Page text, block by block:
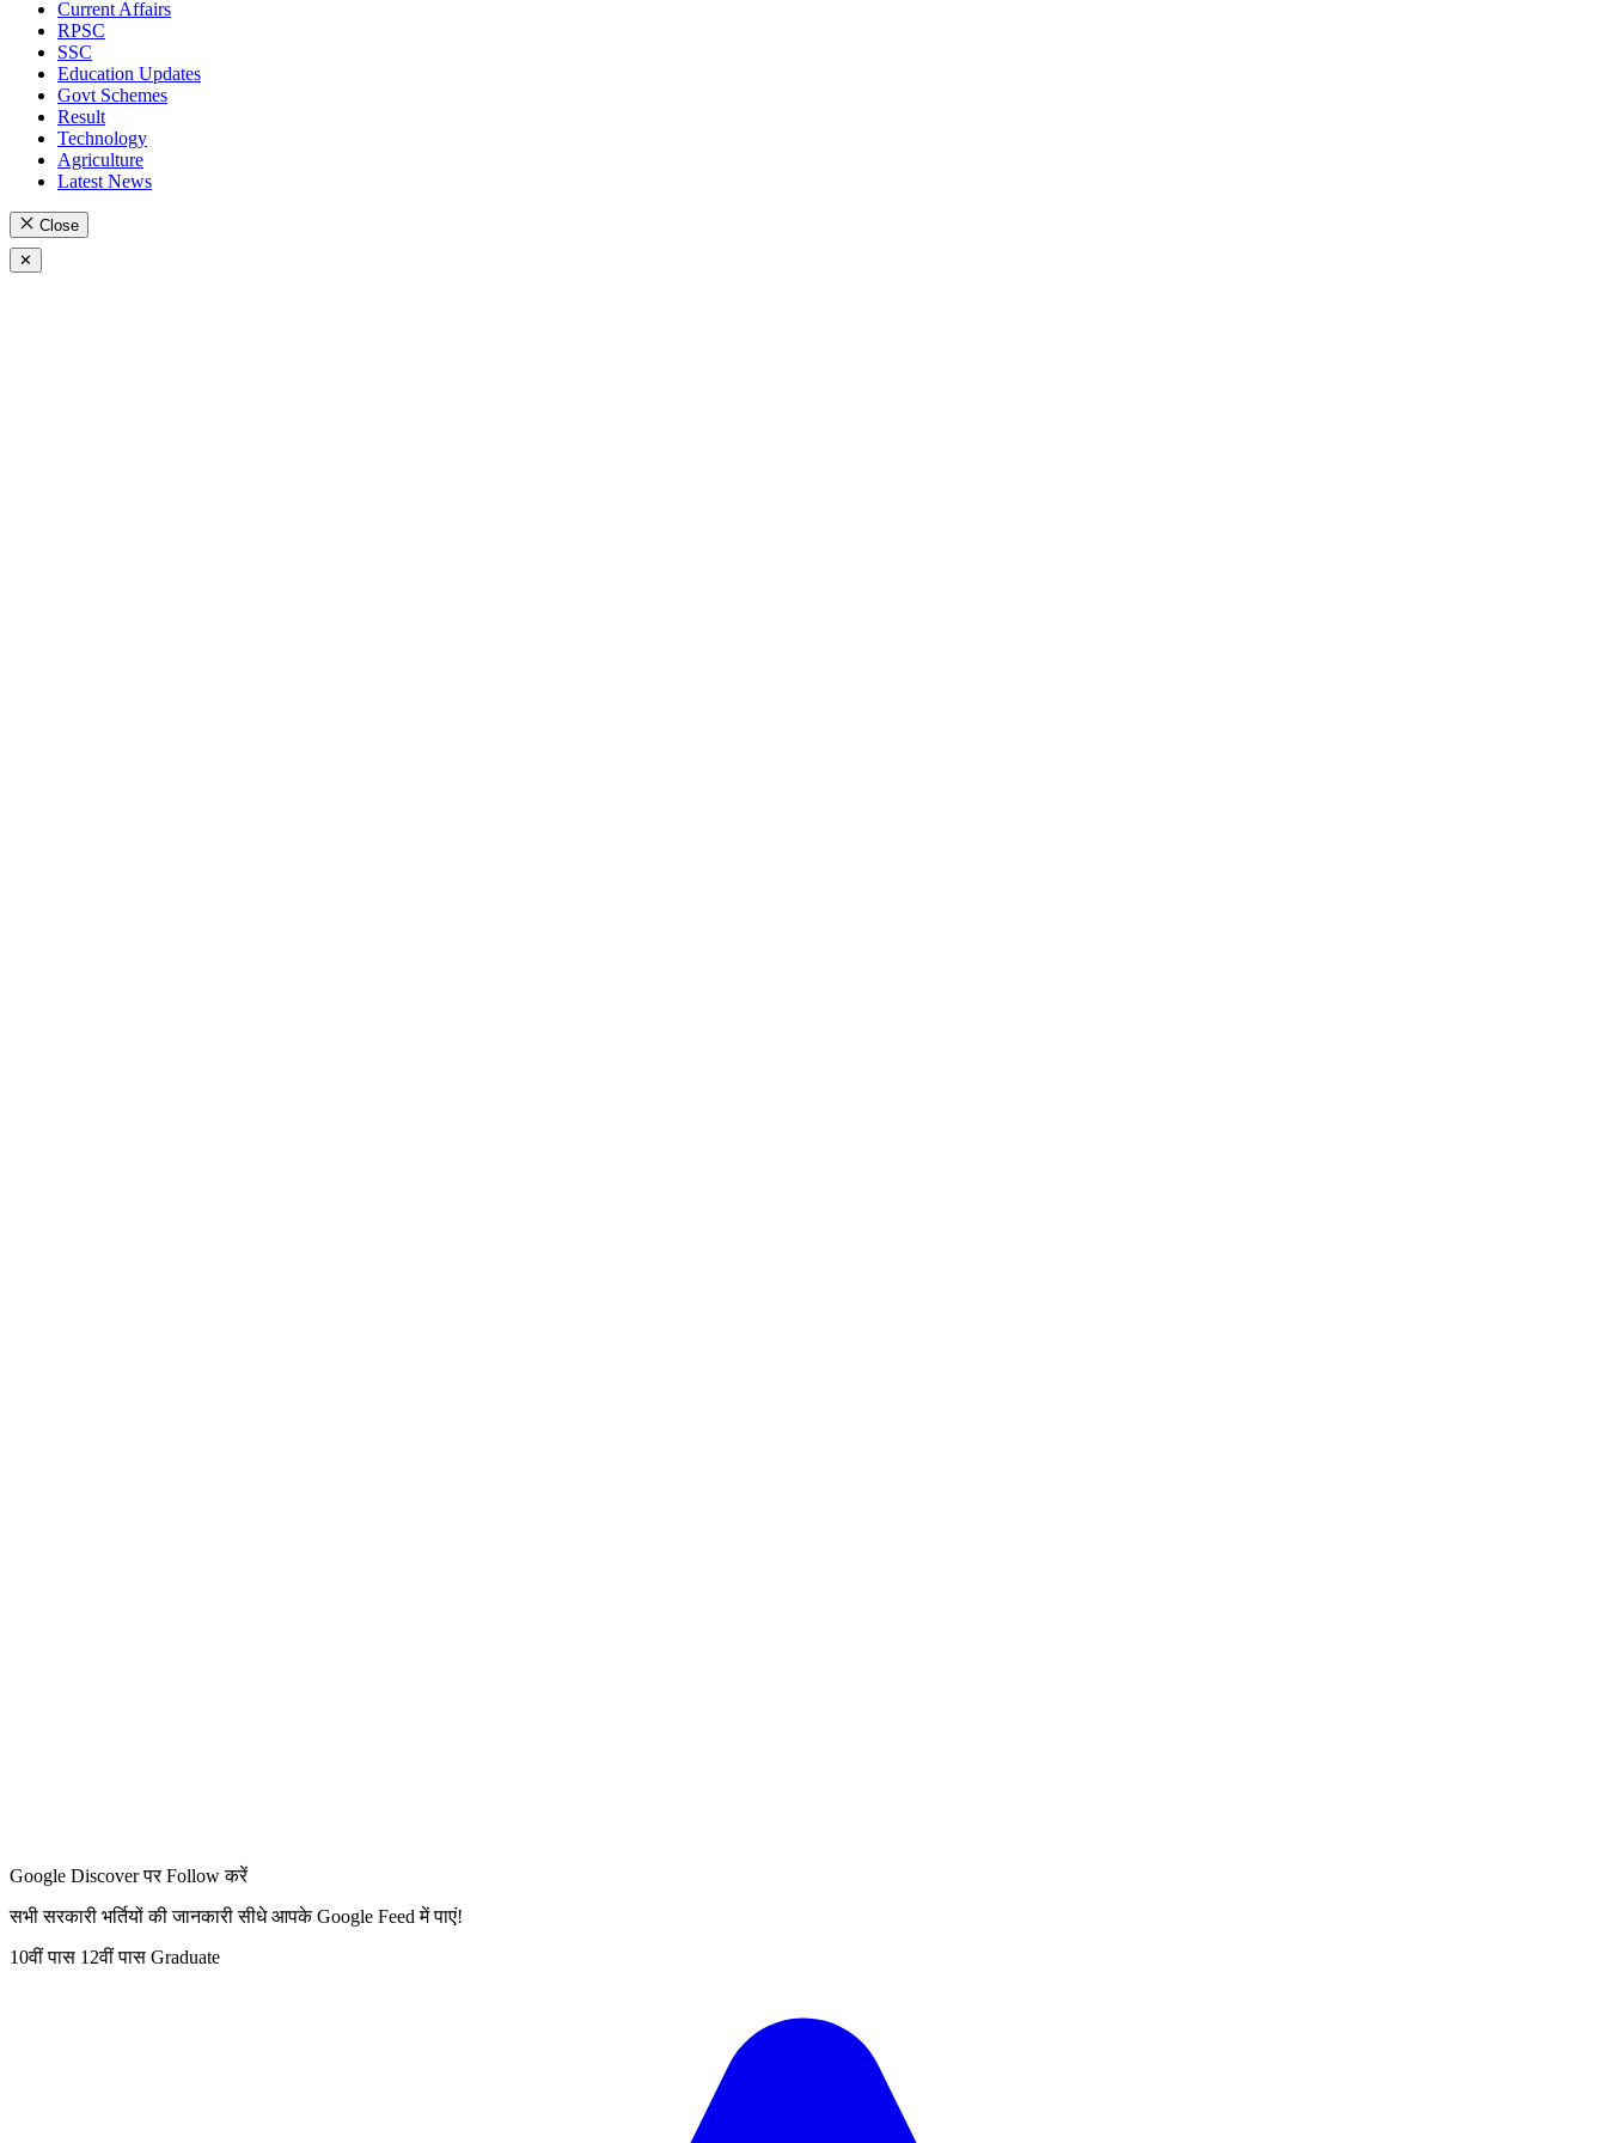
Current Affairs
RPSC
SSC
Education Updates
Govt Schemes
Result
Technology
Agriculture
Latest News
Close
✕
Google Discover पर Follow करें
सभी सरकारी भर्तियों की जानकारी सीधे आपके Google Feed में पाएं!
10वीं पास 12वीं पास Graduate